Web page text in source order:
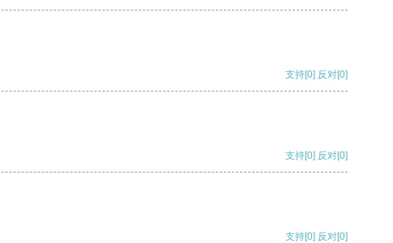
支持[0] 反对[0]
支持[0] 反对[0]
支持[0] 反对[0]